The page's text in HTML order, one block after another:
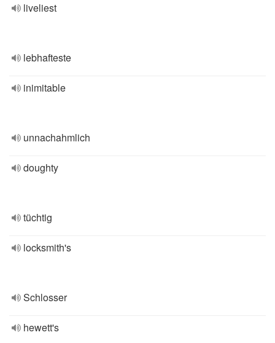
liveliest
lebhafteste
inimitable
unnachahmlich
doughty
tüchtig
locksmith's
Schlosser
hewett's